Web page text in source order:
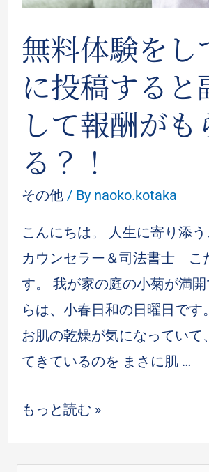
無料体験をし
に投稿すると
して報酬がも
る？！
その他/ By naoko.kotaka
こんにちは。 人生に寄り添
カウンセラー＆司法書士 こ
す。 我が家の庭の小菊が満
らは、小春日和の日曜日です
お肌の乾燥が気になっていて
てきているのを まさに肌 …
もっと読む »